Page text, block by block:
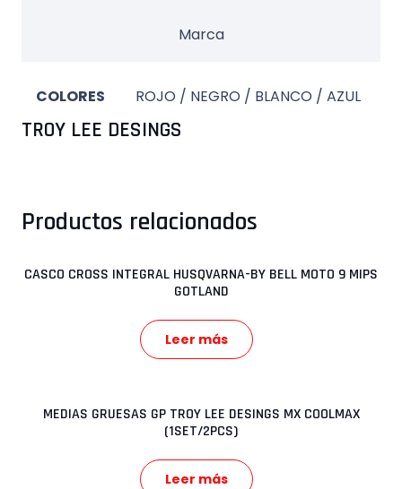
Marca
COLORES ROJO / NEGRO / BLANCO / AZUL
TROY LEE DESINGS
Productos relacionados
CASCO CROSS INTEGRAL HUSQVARNA-BY BELL MOTO 9 MIPS
GOTLAND
Leer más
MEDIAS GRUESAS GP TROY LEE DESINGS MX COOLMAX
(1SET/2PCS)
Leer más